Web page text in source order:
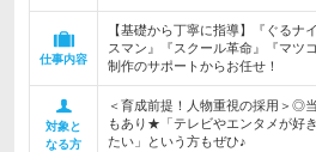
仕事内容
【基礎から丁寧に指導】『ぐるナ
スマン』『スクール革命』『マツ
制作のサポートからお任せ！
対象と
なる方
＜育成前提！人物重視の採用＞◎
もあり★「テレビやエンタメが好
たい」という方もぜひ♪